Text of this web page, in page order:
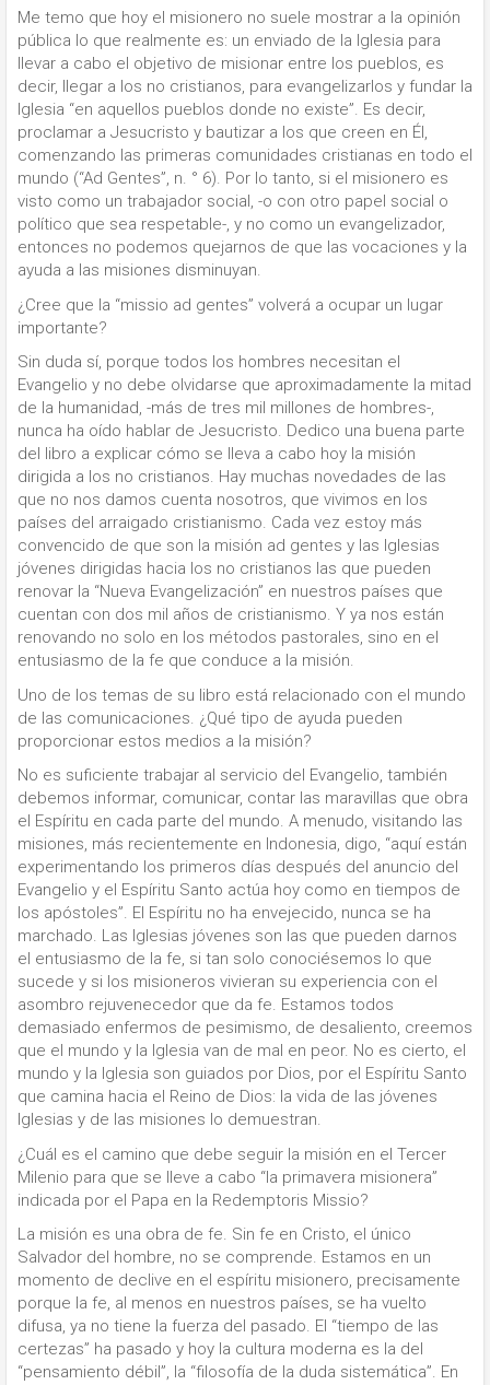
Me temo que hoy el misionero no suele mostrar a la opinión
pública lo que realmente es: un enviado de la Iglesia para
llevar a cabo el objetivo de misionar entre los pueblos, es
decir, llegar a los no cristianos, para evangelizarlos y fundar la
Iglesia “en aquellos pueblos donde no existe”. Es decir,
proclamar a Jesucristo y bautizar a los que creen en Él,
comenzando las primeras comunidades cristianas en todo el
mundo (“Ad Gentes”, n. ° 6). Por lo tanto, si el misionero es
visto como un trabajador social, -o con otro papel social o
político que sea respetable-, y no como un evangelizador,
entonces no podemos quejarnos de que las vocaciones y la
ayuda a las misiones disminuyan.
¿Cree que la “missio ad gentes” volverá a ocupar un lugar
importante?
Sin duda sí, porque todos los hombres necesitan el
Evangelio y no debe olvidarse que aproximadamente la mitad
de la humanidad, -más de tres mil millones de hombres-,
nunca ha oído hablar de Jesucristo. Dedico una buena parte
del libro a explicar cómo se lleva a cabo hoy la misión
dirigida a los no cristianos. Hay muchas novedades de las
que no nos damos cuenta nosotros, que vivimos en los
países del arraigado cristianismo. Cada vez estoy más
convencido de que son la misión ad gentes y las Iglesias
jóvenes dirigidas hacia los no cristianos las que pueden
renovar la “Nueva Evangelización” en nuestros países que
cuentan con dos mil años de cristianismo. Y ya nos están
renovando no solo en los métodos pastorales, sino en el
entusiasmo de la fe que conduce a la misión.
Uno de los temas de su libro está relacionado con el mundo
de las comunicaciones. ¿Qué tipo de ayuda pueden
proporcionar estos medios a la misión?
No es suficiente trabajar al servicio del Evangelio, también
debemos informar, comunicar, contar las maravillas que obra
el Espíritu en cada parte del mundo. A menudo, visitando las
misiones, más recientemente en Indonesia, digo, “aquí están
experimentando los primeros días después del anuncio del
Evangelio y el Espíritu Santo actúa hoy como en tiempos de
los apóstoles”. El Espíritu no ha envejecido, nunca se ha
marchado. Las Iglesias jóvenes son las que pueden darnos
el entusiasmo de la fe, si tan solo conociésemos lo que
sucede y si los misioneros vivieran su experiencia con el
asombro rejuvenecedor que da fe. Estamos todos
demasiado enfermos de pesimismo, de desaliento, creemos
que el mundo y la Iglesia van de mal en peor. No es cierto, el
mundo y la Iglesia son guiados por Dios, por el Espíritu Santo
que camina hacia el Reino de Dios: la vida de las jóvenes
Iglesias y de las misiones lo demuestran.
¿Cuál es el camino que debe seguir la misión en el Tercer
Milenio para que se lleve a cabo “la primavera misionera”
indicada por el Papa en la Redemptoris Missio?
La misión es una obra de fe. Sin fe en Cristo, el único
Salvador del hombre, no se comprende. Estamos en un
momento de declive en el espíritu misionero, precisamente
porque la fe, al menos en nuestros países, se ha vuelto
difusa, ya no tiene la fuerza del pasado. El “tiempo de las
certezas” ha pasado y hoy la cultura moderna es la del
“pensamiento débil”, la “filosofía de la duda sistemática”. En